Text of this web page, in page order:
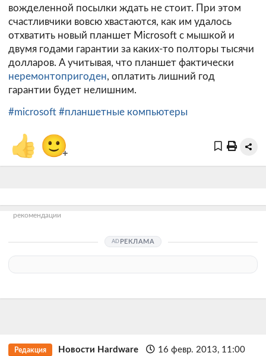
вожделенной посылки ждать не стоит. При этом
счастливчики вовсю хвастаются, как им удалось
отхватить новый планшет Microsoft с мышкой и
двумя годами гарантии за каких-то полторы тысячи
долларов. А учитывая, что планшет фактически
неремонтопригоден, оплатить лишний год
гарантии будет нелишним.
#microsoft #планшетные компьютеры
👍 🙂+
рекомендации
РЕКЛАМА
Редакция Новости Hardware
16 февр. 2013, 11:00